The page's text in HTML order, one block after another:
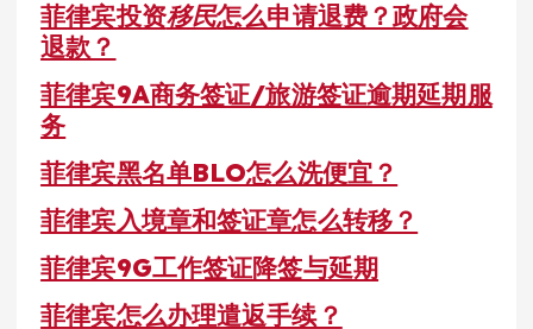
菲律宾投资移民怎么申请退费？政府会
退款？
菲律宾9A商务签证/旅游签证逾期延期服
务
菲律宾黑名单BLO怎么洗便宜？
菲律宾入境章和签证章怎么转移？
菲律宾9G工作签证降签与延期
菲律宾怎么办理遣返手续？